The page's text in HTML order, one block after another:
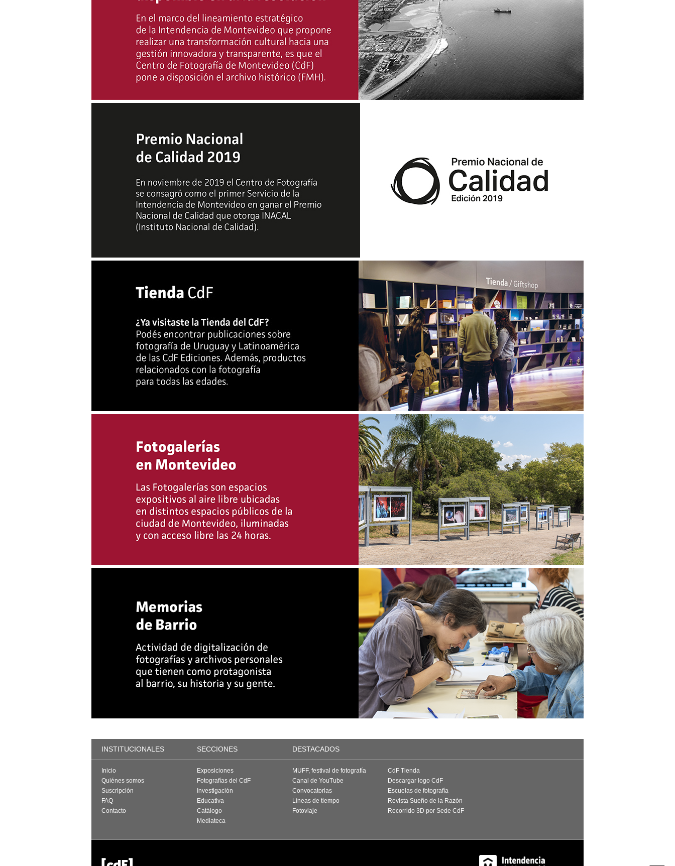
INSTITUCIONALES SECCIONES DESTACADOS
Inicio
Quiénes somos
Suscripción
FAQ
Contacto
Exposiciones
Fotografías del CdF
Investigación
Educativa
Catálogo
Mediateca
MUFF, festival de fotografía
Canal de YouTube
Convocatorias
Líneas de tiempo
Fotoviaje
CdF Tienda
Descargar logo CdF
Escuelas de fotografía
Revista Sueño de la Razón
Recorrido 3D por Sede CdF